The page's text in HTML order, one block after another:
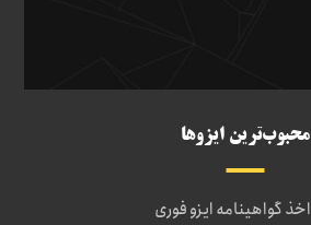
محبوب‌ترین ایزوها
اخذ گواهینامه ایزو فوری